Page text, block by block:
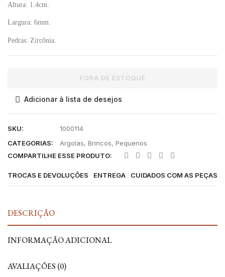
Altura: 1.4cm.
Largura: 6mm.
Pedras: Zircônia.
FORA DE ESTOQUE
Adicionar à lista de desejos
SKU:
1000114
CATEGORIAS:
Argolas, Brincos, Pequenos
COMPARTILHE ESSE PRODUTO:
TROCAS E DEVOLUÇÕES ENTREGA CUIDADOS COM AS PEÇAS
DESCRIÇÃO
INFORMAÇÃO ADICIONAL
AVALIAÇÕES (0)